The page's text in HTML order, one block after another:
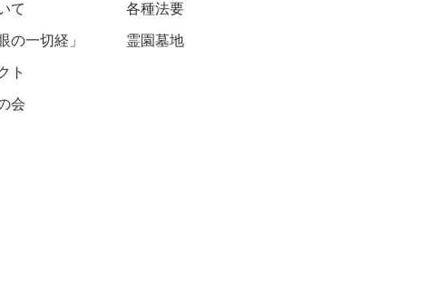
て
の一切経」
ト
会
各種法要
​霊園墓地